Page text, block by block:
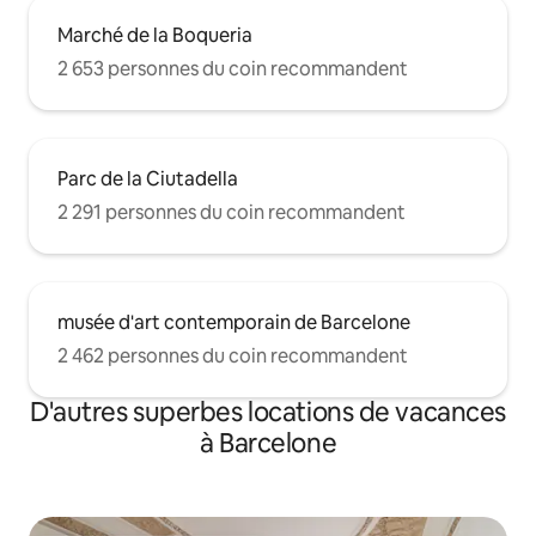
Marché de la Boqueria
2 653 personnes du coin recommandent
Parc de la Ciutadella
2 291 personnes du coin recommandent
musée d'art contemporain de Barcelone
2 462 personnes du coin recommandent
D'autres superbes locations de vacances
à Barcelone